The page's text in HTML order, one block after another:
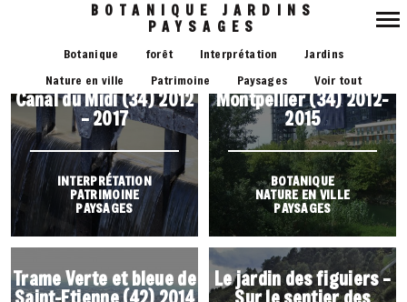
Navigation
principale
BOTANIQUE JARDINS
PAYSAGES
Ecluses de Fonséranes,
Canal du Midi (34) 2012
– 2017
INTERPRÉTATION
PATRIMOINE
PAYSAGES
Trame Verte et bleue,
Montpellier (34) 2012-
2015
BOTANIQUE
NATURE EN VILLE
PAYSAGES
Trame Verte et bleue de Le jardin des figuiers –
Botanique forêt Interprétation
Jardins
Nature en ville
Patrimoine Paysages Voir tout